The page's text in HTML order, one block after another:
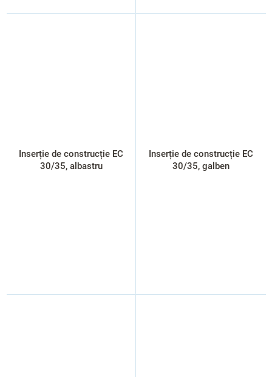
Inserție de construcție EC
30/35, albastru
Inserție de construcție EC
30/35, galben